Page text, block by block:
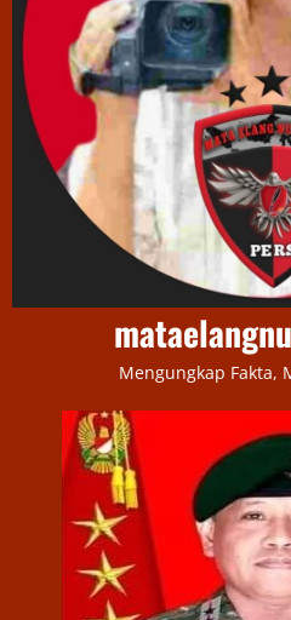
Mengungkap Fakta,